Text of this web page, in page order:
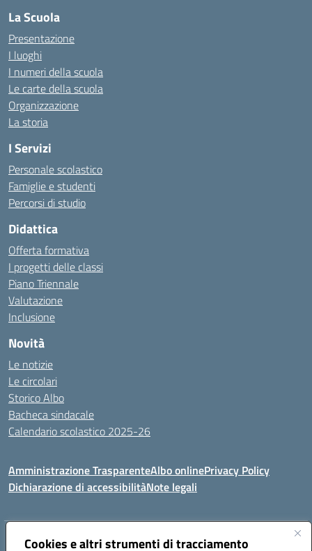
Cookies e altri strumenti di tracciamento
La Scuola
Presentazione
I luoghi
I numeri della scuola
Le carte della scuola
Organizzazione
La storia
I Servizi
Personale scolastico
Famiglie e studenti
Percorsi di studio
Didattica
Offerta formativa
I progetti delle classi
Piano Triennale
Valutazione
Inclusione
Novità
Le notizie
Le circolari
Storico Albo
Bacheca sindacale
Calendario scolastico 2025-26
Amministrazione TrasparenteAlbo onlinePrivacy Policy
Dichiarazione di accessibilitàNote legali
Indirizzo:VIA A. DE GASPERI, 41 RUDIANO 25030 RUDIANO